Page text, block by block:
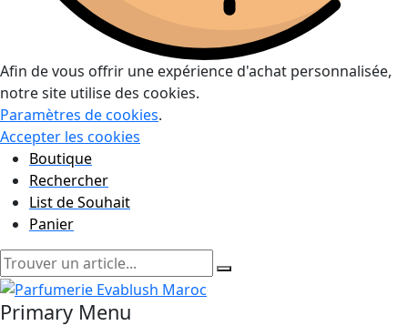
Afin de vous offrir une expérience d'achat personnalisée,
notre site utilise des cookies.
Paramètres de cookies.
Accepter les cookies
Boutique
Rechercher
List de Souhait
Panier
Primary Menu